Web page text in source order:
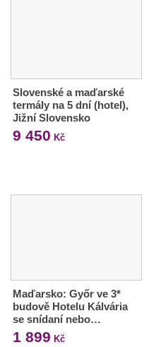
Slovenské a maďarské
termály na 5 dní (hotel),
Jižní Slovensko
9 450 Kč
Maďarsko: Győr ve 3*
budově Hotelu Kálvária
se snídaní nebo…
1 899 Kč